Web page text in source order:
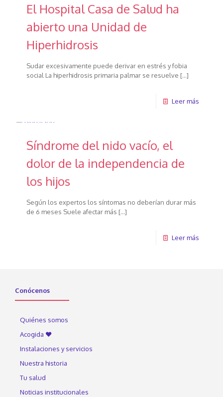
El Hospital Casa de Salud ha
abierto una Unidad de
Hiperhidrosis
Sudar excesivamente puede derivar en estrés y fobia
social La hiperhidrosis primaria palmar se resuelve […]
Leer más
Síndrome del nido vacío, el
dolor de la independencia de
los hijos
Según los expertos los síntomas no deberían durar más
de 6 meses Suele afectar más […]
Leer más
Conócenos
Quiénes somos
Acogida ♥
Instalaciones y servicios
Nuestra historia
Tu salud
Noticias institucionales